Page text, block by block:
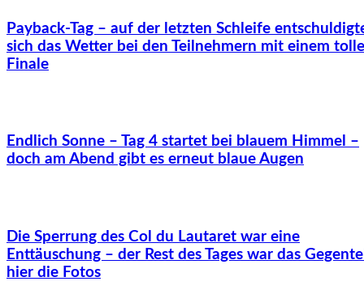
Payback-Tag – auf der letzten Schleife
sich das Wetter bei den Teilnehmern mit einem
Finale
Endlich Sonne – Tag 4 startet bei blauem Himmel –
doch am Abend gibt es erneut blaue Augen
Die Sperrung des Col du Lautaret war eine
Enttäuschung – der Rest des Tages war das
hier die Fotos